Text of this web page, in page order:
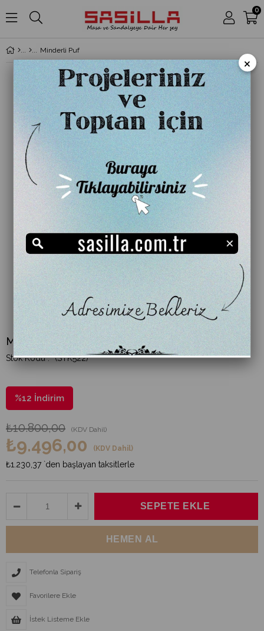
0
Minderli Puf
Minderli Puf
(STK522)
%12 İndirim
₺10.800,00 (KDV Dahil)
₺9.496,00 (KDV Dahil)
₺1.230,37 `den başlayan taksitlerle
Telefonla Sipariş
Favorilere Ekle
İstek Listeme Ekle
×